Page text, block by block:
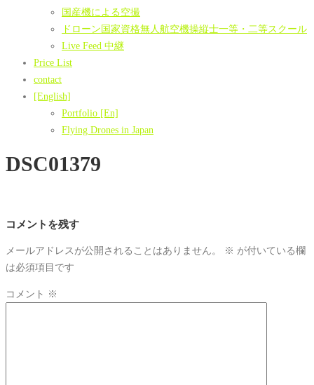
国産機による空撮
ドローン国家資格無人航空機操縦士一等・二等スクール
Live Feed 中継
Price List
contact
[English]
Portfolio [En]
Flying Drones in Japan
DSC01379
コメントを残す
メールアドレスが公開されることはありません。 ※ が付いている欄
は必須項目です
コメント ※